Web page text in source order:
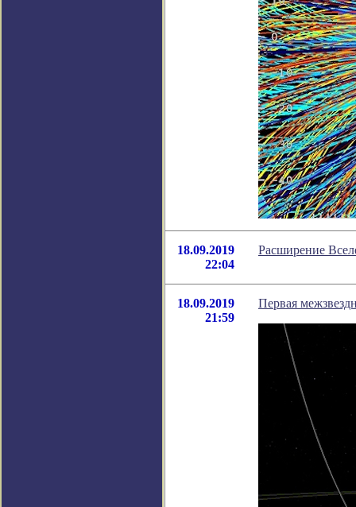
18.09.2019
22:04
Расширение
18.09.2019
21:59
Первая